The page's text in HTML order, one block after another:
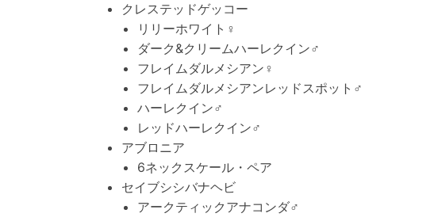
クレステッドゲッコー
リリーホワイト♀
ダーク&クリームハーレクイン♂
フレイムダルメシアン♀
フレイムダルメシアンレッドスポット♂
ハーレクイン♂
レッドハーレクイン♂
アブロニア
6ネックスケール・ペア
セイブシシバナヘビ
アークティックアナコンダ♂